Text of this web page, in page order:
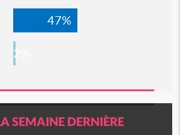
47%
2%
SEMAINE DERNIÈRE